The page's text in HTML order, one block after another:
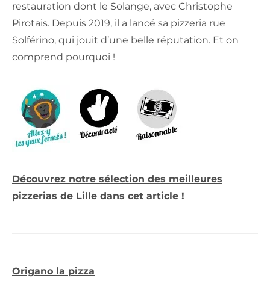
restauration dont le Solange, avec Christophe
Pirotais. Depuis 2019, il a lancé sa pizzeria rue
Solférino, qui jouit d’une belle réputation. Et on
comprend pourquoi !
Découvrez notre sélection des meilleures
pizzerias de Lille dans cet article !
Origano la pizza